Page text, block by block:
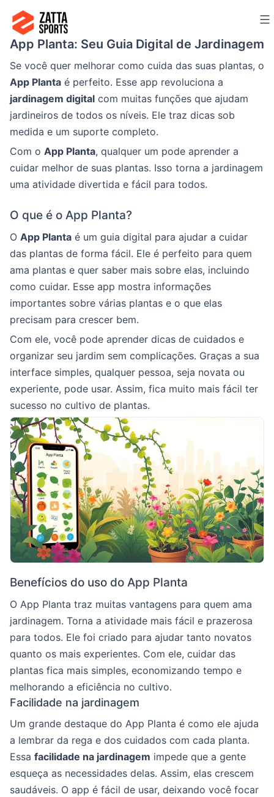
para
conteúdo
App Planta: Seu Guia Digital de Jardinagem
Se você quer melhorar como cuida das suas plantas, o
App Planta é perfeito. Esse app revoluciona a
jardinagem digital com muitas funções que ajudam
jardineiros de todos os níveis. Ele traz dicas sob
medida e um suporte completo.
Com o App Planta, qualquer um pode aprender a
cuidar melhor de suas plantas. Isso torna a jardinagem
uma atividade divertida e fácil para todos.
O que é o App Planta?
O App Planta é um guia digital para ajudar a cuidar
das plantas de forma fácil. Ele é perfeito para quem
ama plantas e quer saber mais sobre elas, incluindo
como cuidar. Esse app mostra informações
importantes sobre várias plantas e o que elas
precisam para crescer bem.
Com ele, você pode aprender dicas de cuidados e
organizar seu jardim sem complicações. Graças a sua
interface simples, qualquer pessoa, seja novata ou
experiente, pode usar. Assim, fica muito mais fácil ter
sucesso no cultivo de plantas.
Benefícios do uso do App Planta
O App Planta traz muitas vantagens para quem ama
jardinagem. Torna a atividade mais fácil e prazerosa
para todos. Ele foi criado para ajudar tanto novatos
quanto os mais experientes. Com ele, cuidar das
plantas fica mais simples, economizando tempo e
melhorando a eficiência no cultivo.
Facilidade na jardinagem
Um grande destaque do App Planta é como ele ajuda
a lembrar da rega e dos cuidados com cada planta.
Essa facilidade na jardinagem impede que a gente
esqueça as necessidades delas. Assim, elas crescem
saudáveis. O app é fácil de usar, deixando você focar